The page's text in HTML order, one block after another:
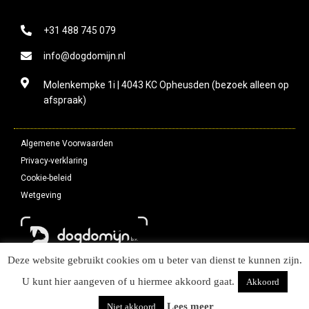
+31 488 745 079
info@dogdomijn.nl
Molenkempke 1i | 4043 KC Opheusden (bezoek alleen op
afspraak)
Algemene Voorwaarden
Privacy-verklaring
Cookie-beleid
Wetgeving
2026Copyright Dogdomijn B.V.
Deze website gebruikt cookies om u beter van dienst te kunnen zijn.
U kunt hier aangeven of u hiermee akkoord gaat.
Akkoord
Niet akkoord Lees meer